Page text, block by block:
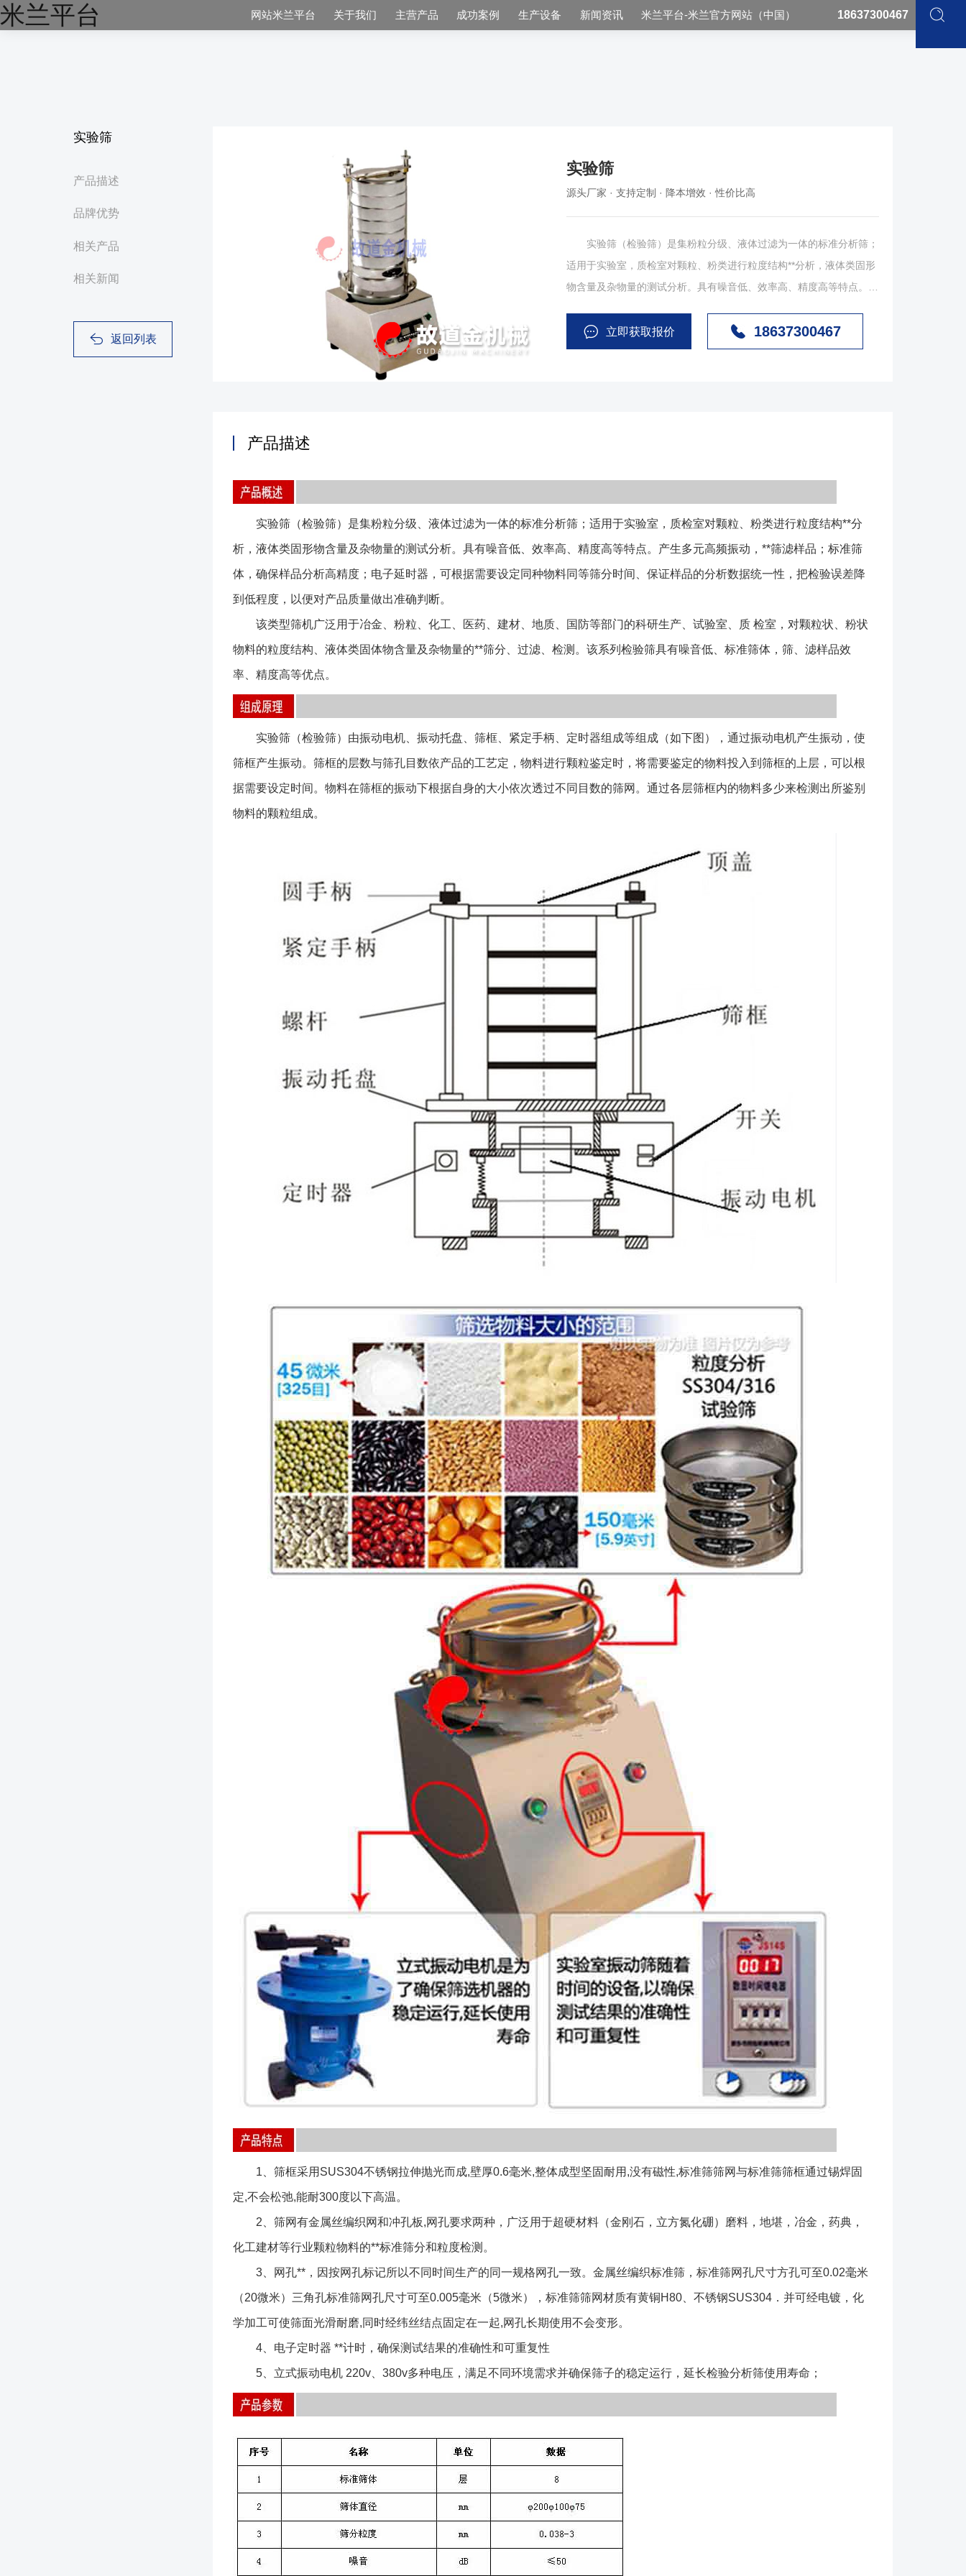
米兰平台 网站米兰平台 关于我们 主营产品 成功案例 生产设备 新闻资讯 米兰平台-米兰官方网站（中国） 18637300467
实验筛
产品描述
品牌优势
相关产品
相关新闻
返回列表
实验筛
源头厂家 · 支持定制 · 降本增效 · 性价比高
实验筛（检验筛）是集粉粒分级、液体过滤为一体的标准分析筛；
适用于实验室，质检室对颗粒、粉类进行粒度结构**分析，液体类固形
物含量及杂物量的测试分析。具有噪音低、效率高、精度高等特点。产
延时器，可根据需要设定同种物料同等筛分时间、保证样品的分析数据
统一性，把检验误差降到低程度，以便对产品质量做出准确判断。
（如下图），通过振动电机产生振动，使筛框产生振动。筛框的层数与
筛孔目数依产品的工艺定，物料进行颗粒鉴定时，将需要鉴定的物料投
入到筛框的上层，可以根据需要设定时间。物料在筛框的振动下根据自
身的大小依次透过不同目数的筛网。通过各层筛框内的物料多少来检测
出所鉴别物料的颗粒组成。 1、筛框采用SUS304不锈钢拉伸抛光
编织网和冲孔板,网孔要求两种，广泛用于超硬材料（金刚石，立方氮
化硼）磨料，地堪，冶金，药典，化工建材等行业颗粒物料的**标准筛
一规格网孔一致。金属丝编织标准筛，标准筛网孔尺寸方孔可至0.02毫
米（20微米）三角孔标准筛网孔尺寸可至0.005毫米（5微米），标准
筛筛网材质有黄铜H80、不锈钢SUS304．并可经电镀，化学加工可使
筛面光滑耐磨,同时经纬丝结点固定在一起,网孔长期使用不会变
形。 4、电子定时器 **计时，确保测试结果的准确性和可重复
立即获取报价 18637300467
产品描述
实验筛（检验筛）是集粉粒分级、液体过滤为一体的标准分析筛；适用于实验室，质检室对颗粒、粉类进行粒度结构**分
析，液体类固形物含量及杂物量的测试分析。具有噪音低、效率高、精度高等特点。产生多元高频振动，**筛滤样品；标准筛
体，确保样品分析高精度；电子延时器，可根据需要设定同种物料同等筛分时间、保证样品的分析数据统一性，把检验误差降
到低程度，以便对产品质量做出准确判断。
该类型筛机广泛用于冶金、粉粒、化工、医药、建材、地质、国防等部门的科研生产、试验室、质 检室，对颗粒状、粉状
物料的粒度结构、液体类固体物含量及杂物量的**筛分、过滤、检测。该系列检验筛具有噪音低、标准筛体，筛、滤样品效
率、精度高等优点。
实验筛（检验筛）由振动电机、振动托盘、筛框、紧定手柄、定时器组成等组成（如下图），通过振动电机产生振动，使
筛框产生振动。筛框的层数与筛孔目数依产品的工艺定，物料进行颗粒鉴定时，将需要鉴定的物料投入到筛框的上层，可以根
据需要设定时间。物料在筛框的振动下根据自身的大小依次透过不同目数的筛网。通过各层筛框内的物料多少来检测出所鉴别
物料的颗粒组成。
1、筛框采用SUS304不锈钢拉伸抛光而成,壁厚0.6毫米,整体成型坚固耐用,没有磁性,标准筛筛网与标准筛筛框通过锡焊固
定,不会松弛,能耐300度以下高温。
2、筛网有金属丝编织网和冲孔板,网孔要求两种，广泛用于超硬材料（金刚石，立方氮化硼）磨料，地堪，冶金，药典，
化工建材等行业颗粒物料的**标准筛分和粒度检测。
3、网孔**，因按网孔标记所以不同时间生产的同一规格网孔一致。金属丝编织标准筛，标准筛网孔尺寸方孔可至0.02毫米
（20微米）三角孔标准筛网孔尺寸可至0.005毫米（5微米），标准筛筛网材质有黄铜H80、不锈钢SUS304．并可经电镀，化
学加工可使筛面光滑耐磨,同时经纬丝结点固定在一起,网孔长期使用不会变形。
4、电子定时器 **计时，确保测试结果的准确性和可重复性
5、立式振动电机 220v、380v多种电压，满足不同环境需求并确保筛子的稳定运行，延长检验分析筛使用寿命；